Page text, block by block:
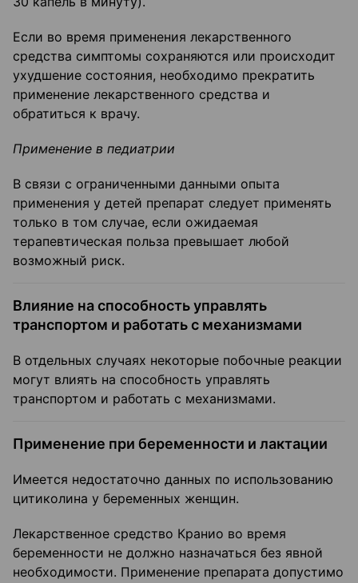
Если во время применения лекарственного
средства симптомы сохраняются или происходит
ухудшение состояния, необходимо прекратить
применение лекарственного средства и
обратиться к врачу.
Применение в педиатрии
В связи с ограниченными данными опыта
применения у детей препарат следует применять
только в том случае, если ожидаемая
терапевтическая польза превышает любой
возможный риск.
Влияние на способность управлять
транспортом и работать с механизмами
В отдельных случаях некоторые побочные реакции
могут влиять на способность управлять
транспортом и работать с механизмами.
Применение при беременности и лактации
Имеется недостаточно данных по использованию
цитиколина у беременных женщин.
Лекарственное средство Кранио во время
беременности не должно назначаться без явной
необходимости. Применение препарата допустимо